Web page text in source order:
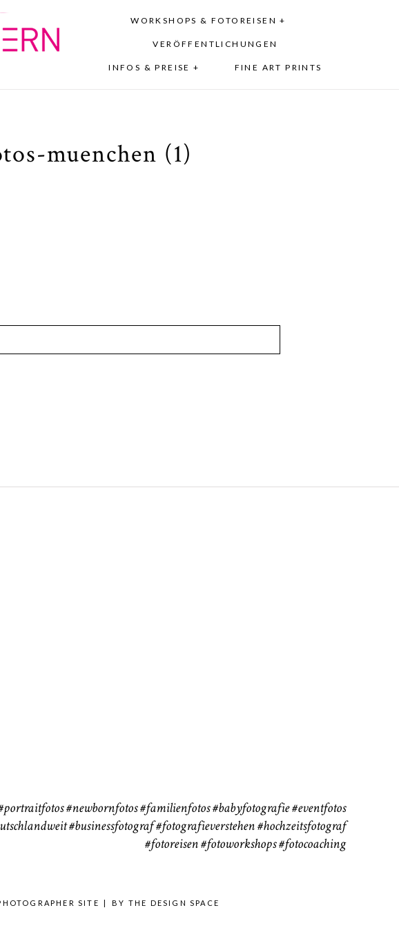
WORKSHOPS & FOTOREISEN +
VERÖFFENTLICHUNGEN
INFOS & PREISE + FINE ART PRINTS
muenchen (1)
#newbornfotos #familienfotos #babyfotografie #eventfotos
#businessfotograf#fotografieverstehen #hochzeitsfotograf
#fotoreisen #fotoworkshops #fotocoaching
SITE | BY THE DESIGN SPACE